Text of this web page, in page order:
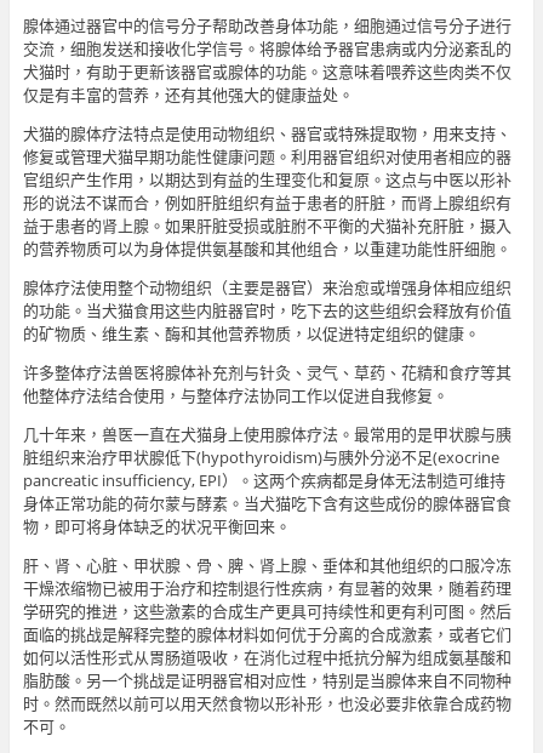
腺体通过器官中的信号分子帮助改善身体功能，细胞通过信号分子进行
交流，细胞发送和接收化学信号。将腺体给予器官患病或内分泌紊乱的
犬猫时，有助于更新该器官或腺体的功能。这意味着喂养这些肉类不仅
仅是有丰富的营养，还有其他强大的健康益处。
犬猫的腺体疗法特点是使用动物组织、器官或特殊提取物，用来支持、
修复或管理犬猫早期功能性健康问题。利用器官组织对使用者相应的器
官组织产生作用，以期达到有益的生理变化和复原。这点与中医以形补
形的说法不谋而合，例如肝脏组织有益于患者的肝脏，而肾上腺组织有
益于患者的肾上腺。如果肝脏受损或脏胕不平衡的犬猫补充肝脏，摄入
的营养物质可以为身体提供氨基酸和其他组合，以重建功能性肝细胞。
腺体疗法使用整个动物组织（主要是器官）来治愈或增强身体相应组织
的功能。当犬猫食用这些内脏器官时，吃下去的这些组织会释放有价值
的矿物质、维生素、酶和其他营养物质，以促进特定组织的健康。
许多整体疗法兽医将腺体补充剂与针灸、灵气、草药、花精和食疗等其
他整体疗法结合使用，与整体疗法协同工作以促进自我修复。
几十年来，兽医一直在犬猫身上使用腺体疗法。最常用的是甲状腺与胰
脏组织来治疗甲状腺低下(hypothyroidism)与胰外分泌不足(exocrine
pancreatic insufficiency, EPI）。这两个疾病都是身体无法制造可维持
身体正常功能的荷尔蒙与酵素。当犬猫吃下含有这些成份的腺体器官食
物，即可将身体缺乏的状况平衡回来。
肝、肾、心脏、甲状腺、骨、脾、肾上腺、垂体和其他组织的口服冷冻
干燥浓缩物已被用于治疗和控制退行性疾病，有显著的效果，随着药理
学研究的推进，这些激素的合成生产更具可持续性和更有利可图。然后
面临的挑战是解释完整的腺体材料如何优于分离的合成激素，或者它们
如何以活性形式从胃肠道吸收，在消化过程中抵抗分解为组成氨基酸和
脂肪酸。另一个挑战是证明器官相对应性，特别是当腺体来自不同物种
时。然而既然以前可以用天然食物以形补形，也没必要非依靠合成药物
不可。